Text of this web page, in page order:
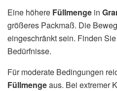
Eine höhere Füllmenge in
größeres Packmaß. Die
eingeschränkt sein. Finden
Bedürfnisse.
Für moderate Bedingungen
Füllmengeaus. Bei extremer